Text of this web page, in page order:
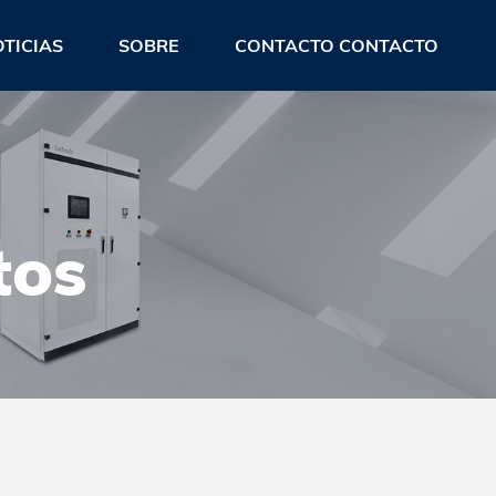
SOBRE CONTACTO CONTACTO